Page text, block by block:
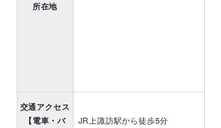
所在地
交通アクセス
【電車・バ
JR上諏訪駅から徒歩5分